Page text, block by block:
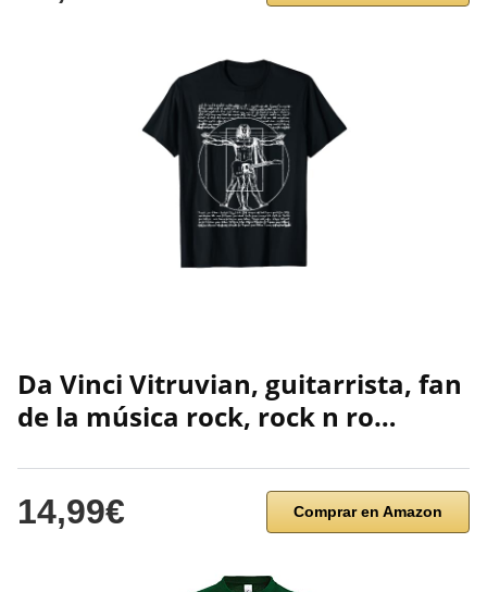
Da Vinci Vitruvian, guitarrista, fan
de la música rock, rock n ro…
14,99€ Comprar en Amazon